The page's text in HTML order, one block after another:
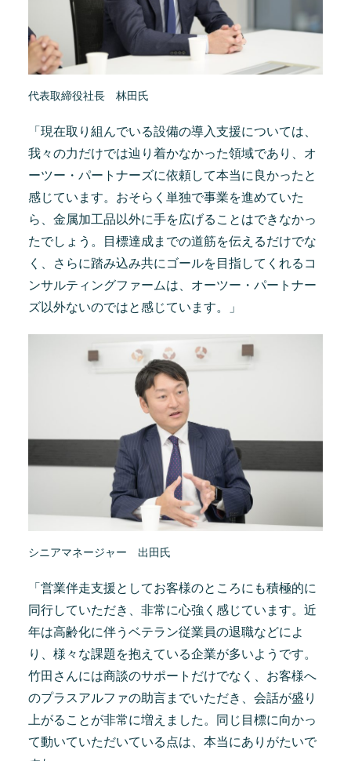
代表取締役社長 林田氏
「現在取り組んでいる設備の導入支援については、
我々の力だけでは辿り着かなかった領域であり、オ
ーツー・パートナーズに依頼して本当に良かったと
感じています。おそらく単独で事業を進めていた
ら、金属加工品以外に手を広げることはできなかっ
たでしょう。目標達成までの道筋を伝えるだけでな
く、さらに踏み込み共にゴールを目指してくれるコ
ンサルティングファームは、オーツー・パートナー
ズ以外ないのではと感じています。」
シニアマネージャー 出田氏
「営業伴走支援としてお客様のところにも積極的に
同行していただき、非常に心強く感じています。近
年は高齢化に伴うベテラン従業員の退職などによ
り、様々な課題を抱えている企業が多いようです。
竹田さんには商談のサポートだけでなく、お客様へ
のプラスアルファの助言までいただき、会話が盛り
上がることが非常に増えました。同じ目標に向かっ
て動いていただいている点は、本当にありがたいで